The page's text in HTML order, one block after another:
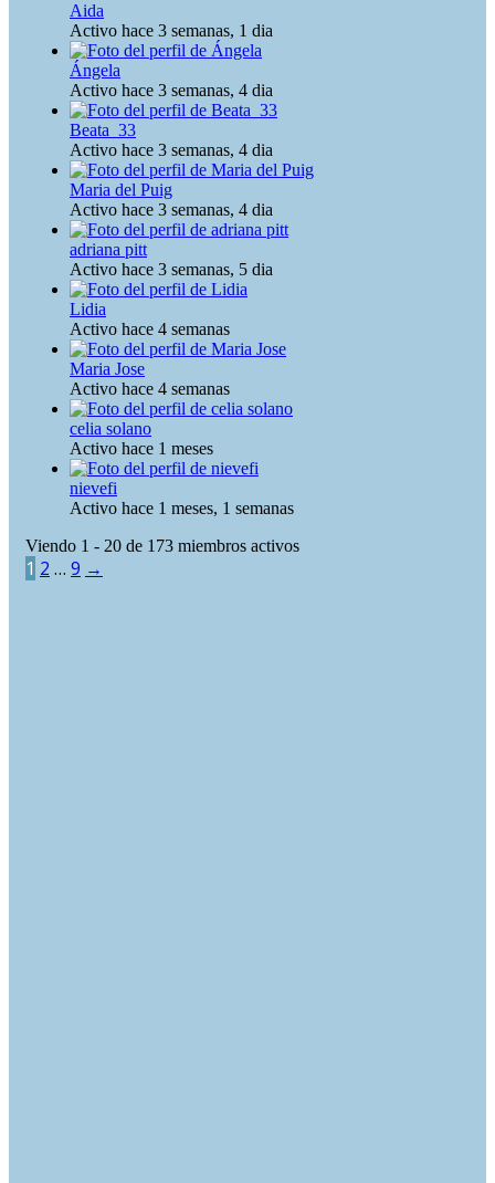
Aida
Activo hace 3 semanas, 1 dia
Ángela
Activo hace 3 semanas, 4 dia
Beata_33
Activo hace 3 semanas, 4 dia
Maria del Puig
Activo hace 3 semanas, 4 dia
adriana pitt
Activo hace 3 semanas, 5 dia
Lidia
Activo hace 4 semanas
Maria Jose
Activo hace 4 semanas
celia solano
Activo hace 1 meses
nievefi
Activo hace 1 meses, 1 semanas
Viendo 1 - 20 de 173 miembros activos
1 2 … 9 →